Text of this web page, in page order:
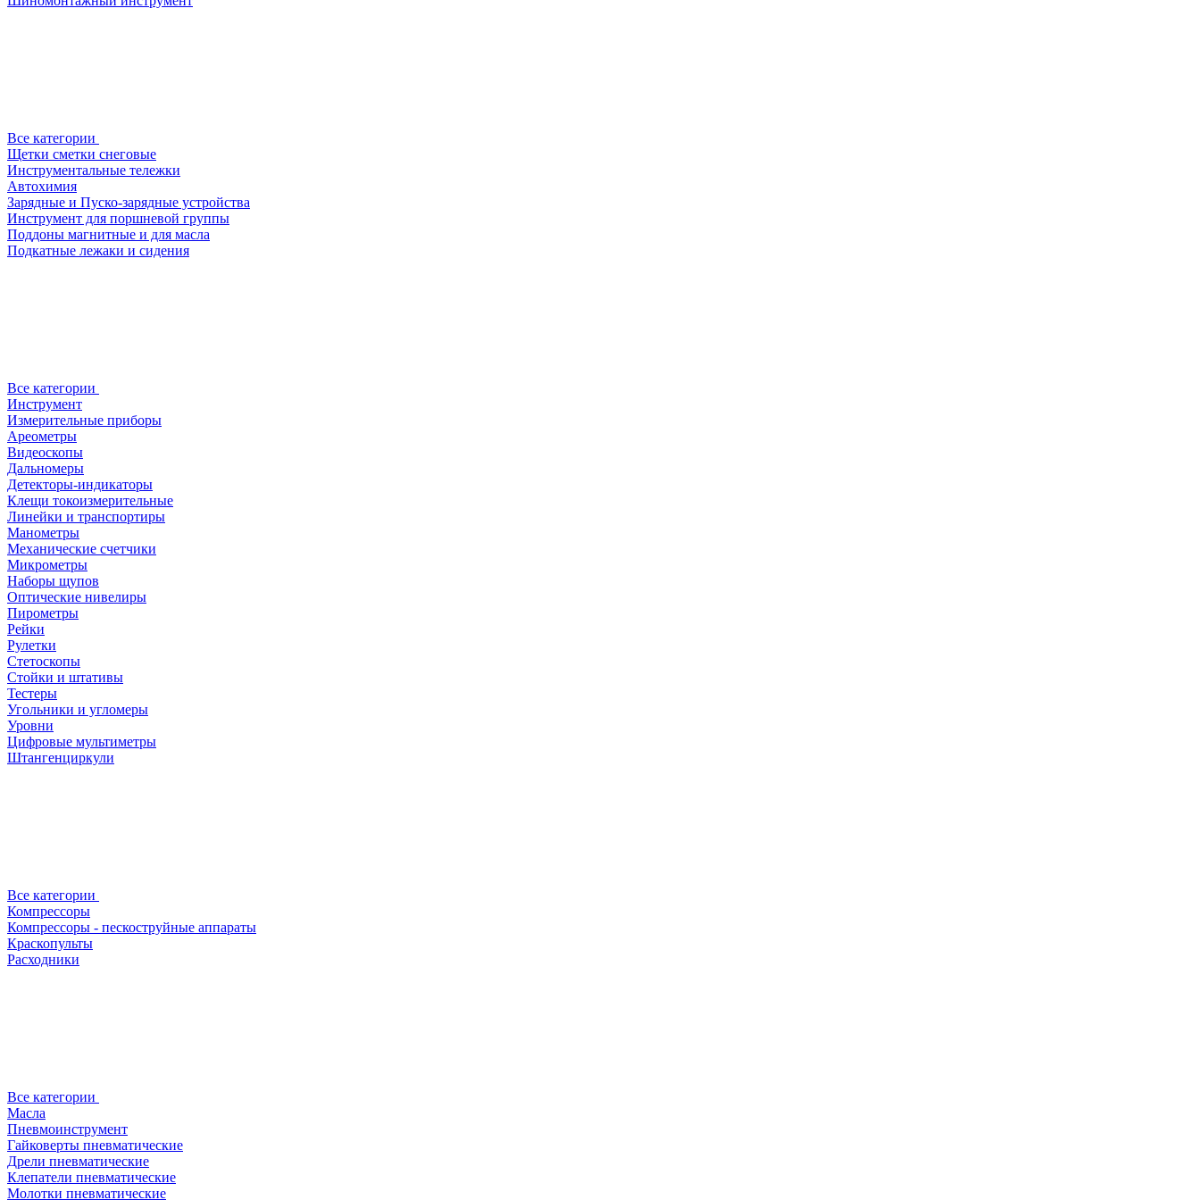
Все категории
Щетки сметки снеговые
Инструментальные тележки
Автохимия
Зарядные и Пуско-зарядные устройства
Инструмент для поршневой группы
Поддоны магнитные и для масла
Подкатные лежаки и сидения
Все категории
Инструмент
Измерительные приборы
Ареометры
Видеоскопы
Дальномеры
Детекторы-индикаторы
Клещи токоизмерительные
Линейки и транспортиры
Манометры
Механические счетчики
Микрометры
Наборы щупов
Оптические нивелиры
Пирометры
Рейки
Рулетки
Стетоскопы
Стойки и штативы
Тестеры
Угольники и угломеры
Уровни
Цифровые мультиметры
Штангенциркули
Все категории
Компрессоры
Компрессоры - пескоструйные аппараты
Краскопульты
Расходники
Все категории
Масла
Пневмоинструмент
Гайковерты пневматические
Дрели пневматические
Клепатели пневматические
Молотки пневматические